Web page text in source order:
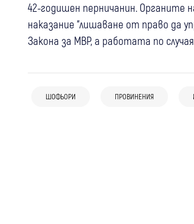
42-годишен перничанин. Органите
наказание “лишаване от право да
Закона за МВР, а работата по
ШОФЬОРИ ПРОВИНЕНИЯ
му остана в полицията
10 души вече са задържани
Разследващите откриха
за разкритата фабрика за